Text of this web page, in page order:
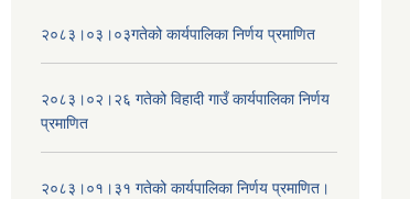
२०८३।०३।०३गतेको कार्यपालिका निर्णय प्रमाणित
२०८३।०२।२६ गतेको विहादी गाउँ कार्यपालिका निर्णय
प्रमाणित
२०८३।०१।३१ गतेको कार्यपालिका निर्णय प्रमाणित।